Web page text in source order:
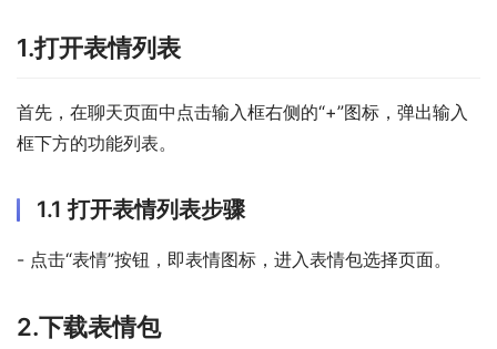
1.打开表情列表
首先，在聊天页面中点击输入框右侧的“+”图标，弹出输入
框下方的功能列表。
1.1 打开表情列表步骤
- 点击“表情”按钮，即表情图标，进入表情包选择页面。
2.下载表情包